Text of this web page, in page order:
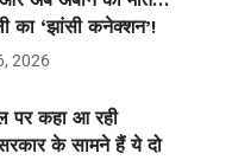
का ‘झांसी कनेक्शन’!
2026
पर कहा आ रही
के सामने हैं ये दो